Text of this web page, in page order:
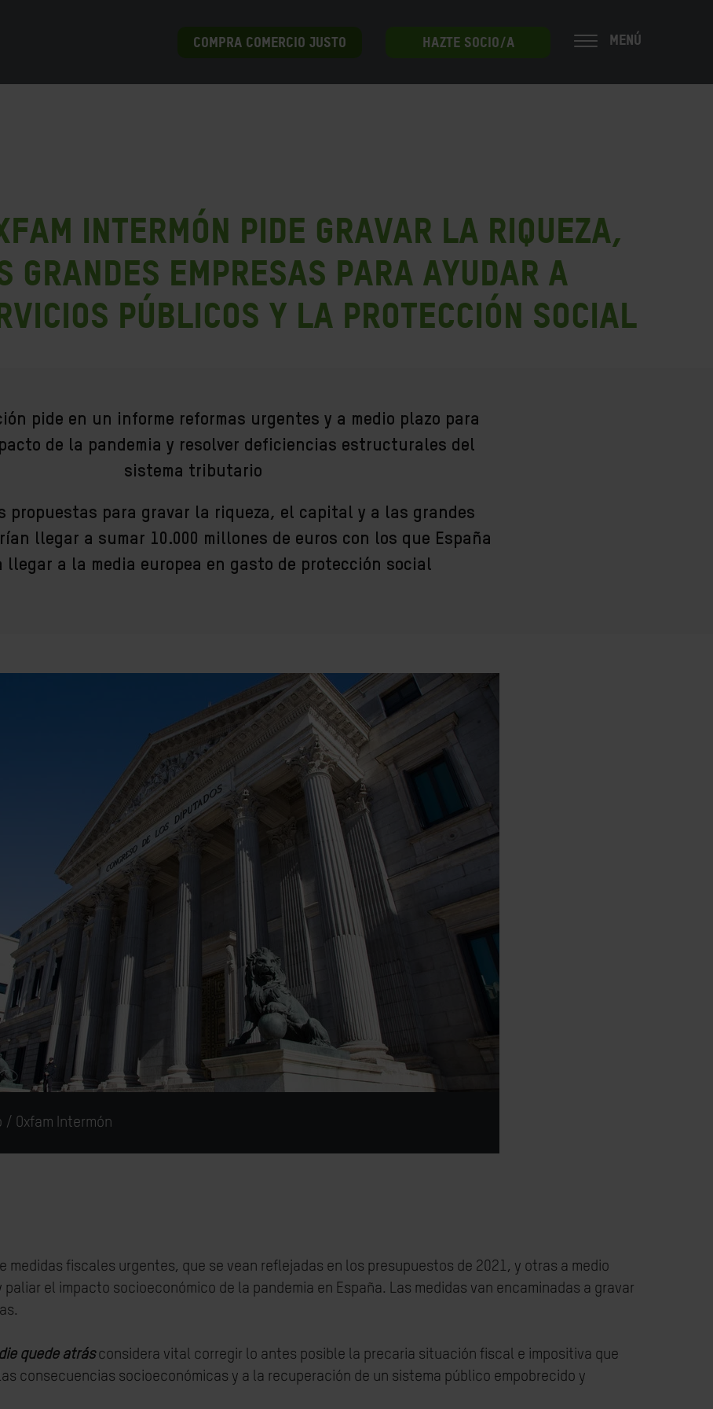
COMPRA COMERCIO JUSTO HAZTE SOCIO/A MENÚ
Intermón pide gravar la riqueza,
empresas para ayudar a
públicos y la protección social
pide en un informe reformas urgentes y a medio plazo para
de la pandemia y resolver deficiencias estructurales del
sistema tributario
propuestas para gravar la riqueza, el capital y a las grandes
llegar a sumar 10.000 millones de euros con los que España
llegar a la media europea en gasto de protección social
/ Oxfam Intermón
medidas fiscales urgentes, que se vean reflejadas en los presupuestos de 2021, y otras a medio
el impacto socioeconómico de la pandemia en España. Las medidas van encaminadas a gravar
quede atrásconsidera vital corregir lo antes posible la precaria situación fiscal e impositiva que
consecuencias socioeconómicas y a la recuperación de un sistema público empobrecido y